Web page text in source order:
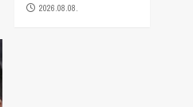
2026.08.08.